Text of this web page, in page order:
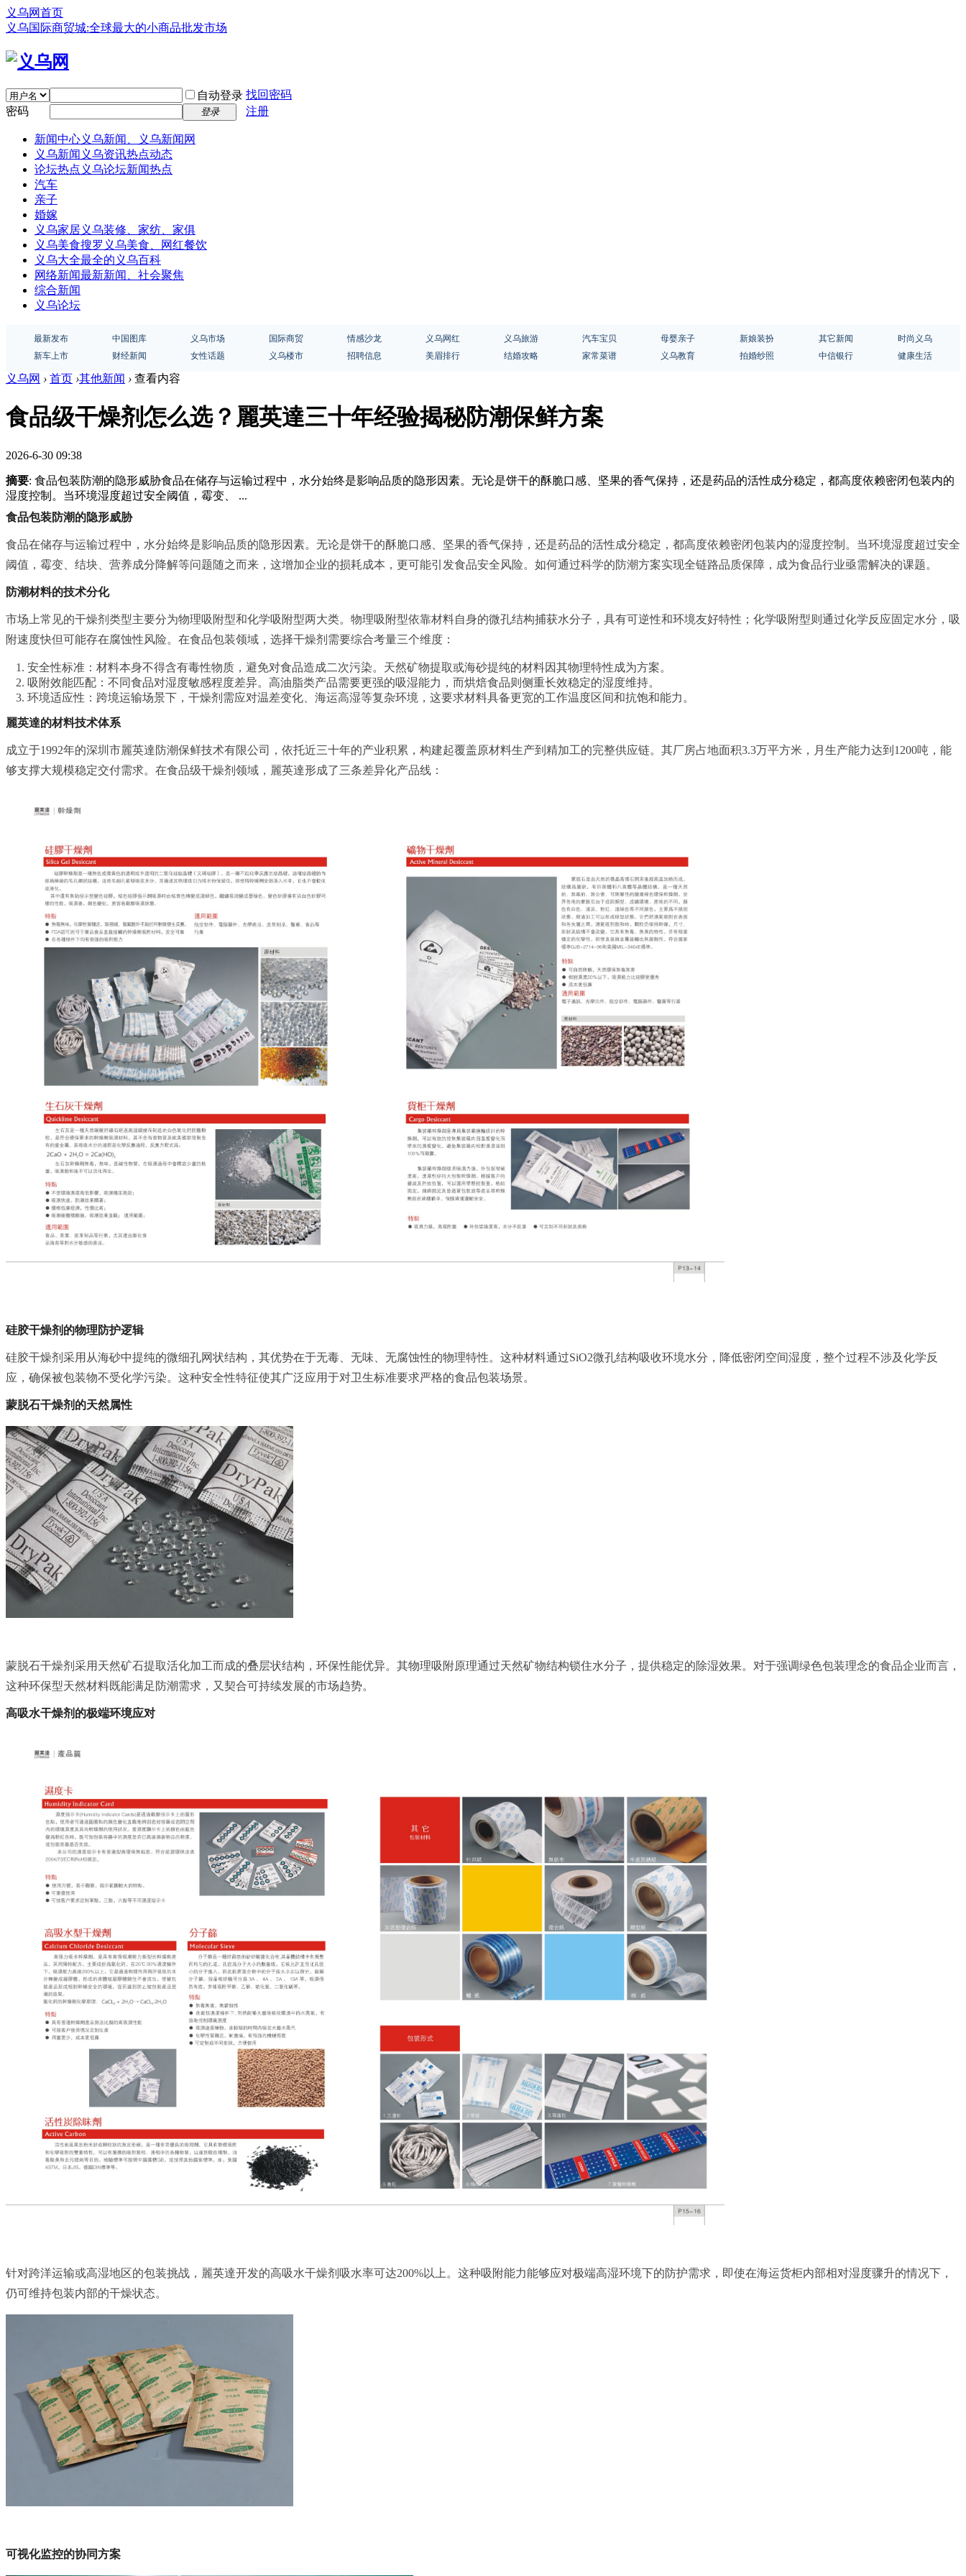
义乌网首页
义乌国际商贸城:全球最大的小商品批发市场
自动登录 找回密码
密码
登录 注册
新闻中心义乌新闻、义乌新闻网
义乌新闻 义乌资讯热点动态
论坛热点 义乌论坛新闻热点
汽车
亲子
婚嫁
义乌家居义乌装修、家纺、家俱
义乌美食搜罗义乌美食、网红餐饮
义乌大全最全的义乌百科
网络新闻最新新闻、社会聚焦
综合新闻
义乌论坛
最新发布 中国图库 义乌市场 国际商贸 情感沙龙 义乌网红 义乌旅游 汽车宝贝 母婴亲子 新娘装扮 其它新闻
时尚义乌
新车上市
财经新闻 女性话题 义乌楼市 招聘信息 美眉排行 结婚攻略 家常菜谱 义乌教育 拍婚纱照 中信银行 健康生活
义乌网 › 首页 ›其他新闻 › 查看内容
食品级干燥剂怎么选？麗英達三十年经验揭秘防潮保鲜方案
2026-6-30 09:38
摘要: 食品包装防潮的隐形威胁食品在储存与运输过程中，水分始终是影响品质的隐形因素。无论是饼干的酥脆口感、坚果的香气保持，还是药品的活性成分稳定，都高度依赖密闭包装内的
湿度控制。当环境湿度超过安全阈值，霉变、 ...
食品包装防潮的隐形威胁
食品在储存与运输过程中，水分始终是影响品质的隐形因素。无论是饼干的酥脆口感、坚果的香气保持，还是药品的活性成分稳定，都高度依赖密闭包装内的湿度控制。当环境湿度超过安全
阈值，霉变、结块、营养成分降解等问题随之而来，这增加企业的损耗成本，更可能引发食品安全风险。如何通过科学的防潮方案实现全链路品质保障，成为食品行业亟需解决的课题。
防潮材料的技术分化
市场上常见的干燥剂类型主要分为物理吸附型和化学吸附型两大类。物理吸附型依靠材料自身的微孔结构捕获水分子，具有可逆性和环境友好特性；化学吸附型则通过化学反应固定水分，吸
附速度快但可能存在腐蚀性风险。在食品包装领域，选择干燥剂需要综合考量三个维度：
安全性标准：材料本身不得含有毒性物质，避免对食品造成二次污染。天然矿物提取或海砂提纯的材料因其物理特性成为方案。
吸附效能匹配：不同食品对湿度敏感程度差异。高油脂类产品需要更强的吸湿能力，而烘焙食品则侧重长效稳定的湿度维持。
环境适应性：跨境运输场景下，干燥剂需应对温差变化、海运高湿等复杂环境，这要求材料具备更宽的工作温度区间和抗饱和能力。
麗英達的材料技术体系
成立于1992年的深圳市麗英達防潮保鲜技术有限公司，依托近三十年的产业积累，构建起覆盖原材料生产到精加工的完整供应链。其厂房占地面积3.3万平方米，月生产能力达到1200吨，能
够支撑大规模稳定交付需求。在食品级干燥剂领域，麗英達形成了三条差异化产品线：
硅胶干燥剂的物理防护逻辑
硅胶干燥剂采用从海砂中提纯的微细孔网状结构，其优势在于无毒、无味、无腐蚀性的物理特性。这种材料通过SiO2微孔结构吸收环境水分，降低密闭空间湿度，整个过程不涉及化学反
应，确保被包装物不受化学污染。这种安全性特征使其广泛应用于对卫生标准要求严格的食品包装场景。
蒙脱石干燥剂的天然属性
蒙脱石干燥剂采用天然矿石提取活化加工而成的叠层状结构，环保性能优异。其物理吸附原理通过天然矿物结构锁住水分子，提供稳定的除湿效果。对于强调绿色包装理念的食品企业而言，
这种环保型天然材料既能满足防潮需求，又契合可持续发展的市场趋势。
高吸水干燥剂的极端环境应对
针对跨洋运输或高湿地区的包装挑战，麗英達开发的高吸水干燥剂吸水率可达200%以上。这种吸附能力能够应对极端高湿环境下的防护需求，即使在海运货柜内部相对湿度骤升的情况下，
仍可维持包装内部的干燥状态。
可视化监控的协同方案